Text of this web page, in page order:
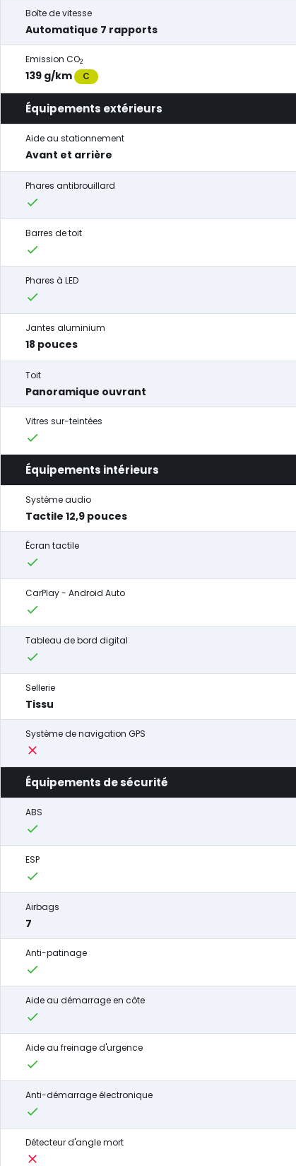
Boîte de vitesse
Automatique 7 rapports
Emission CO2
139 g/km C
Équipements extérieurs
Aide au stationnement
Avant et arrière
Phares antibrouillard
Barres de toit
Phares à LED
Jantes aluminium
18 pouces
Toit
Panoramique ouvrant
Vitres sur-teintées
Équipements intérieurs
Système audio
Tactile 12,9 pouces
Écran tactile
CarPlay - Android Auto
Tableau de bord digital
Sellerie
Tissu
Système de navigation GPS
Équipements de sécurité
ABS
ESP
Airbags
7
Anti-patinage
Aide au démarrage en côte
Aide au freinage d'urgence
Anti-démarrage électronique
Détecteur d'angle mort